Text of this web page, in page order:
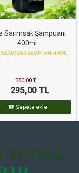
Sarımsak Şampuanı
400ml
ŞAMPUANI 400ML
350,00TL
295,00 TL
Sepete ekle